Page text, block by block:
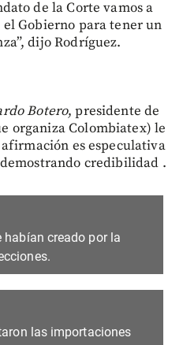
de la Corte vamos a
Gobierno para tener un
dijo Rodríguez.
Botero, presidente de
organiza Colombiatex) le
es especulativa
credibilidad .
habían creado por la
las importaciones